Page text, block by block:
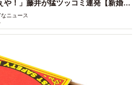
や！」藤井が猛ツッコミ連発【新婚さ
なニュース